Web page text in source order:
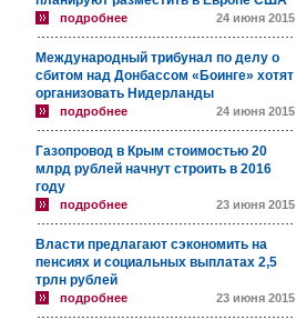
подробнее 24 июня 2015
Международный трибунал по делу о
сбитом над Донбассом «Боинге» хотят
организовать Нидерланды
подробнее 24 июня 2015
Газопровод в Крым стоимостью 20
млрд рублей начнут строить в 2016
году
подробнее 23 июня 2015
Власти предлагают сэкономить на
пенсиях и социальных выплатах 2,5
трлн рублей
подробнее 23 июня 2015